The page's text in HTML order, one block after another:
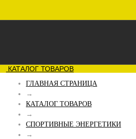
КАТАЛОГ ТОВАРОВ
ГЛАВНАЯ СТРАНИЦА
→
КАТАЛОГ ТОВАРОВ
→
СПОРТИВНЫЕ ЭНЕРГЕТИКИ
→